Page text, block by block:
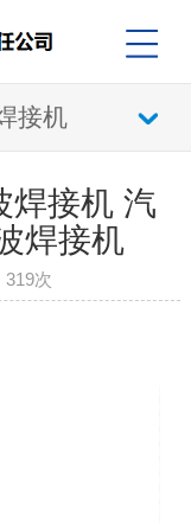
接机
焊接机 汽
焊接机
319次